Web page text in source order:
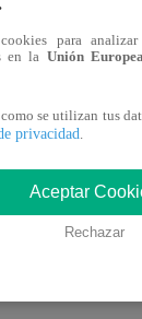
que se vivió
para
en la Unión Europea
se utilizan tus
privacidad.
Aceptar
Rechazar